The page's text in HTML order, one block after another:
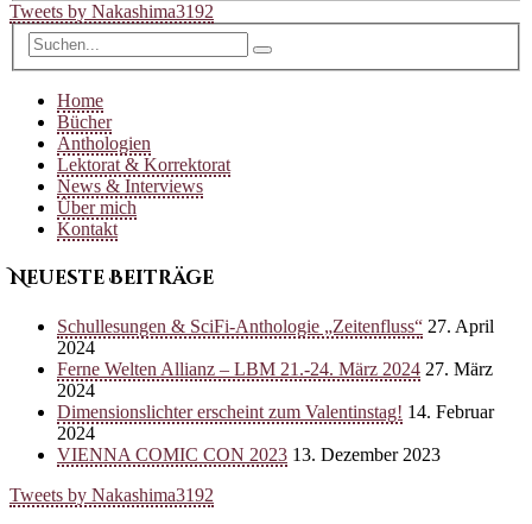
Tweets by Nakashima3192
Home
Bücher
Anthologien
Lektorat & Korrektorat
News & Interviews
Über mich
Kontakt
Neueste Beiträge
Schullesungen & SciFi-Anthologie „Zeitenfluss“ 27. April
2024
Ferne Welten Allianz – LBM 21.-24. März 2024 27. März
2024
Dimensionslichter erscheint zum Valentinstag! 14. Februar
2024
VIENNA COMIC CON 2023 13. Dezember 2023
Tweets by Nakashima3192